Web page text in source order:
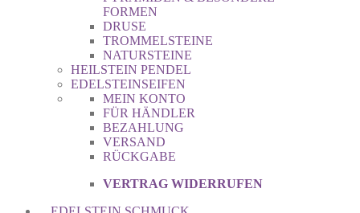
FORMEN
DRUSE
TROMMELSTEINE
NATURSTEINE
HEILSTEIN PENDEL
EDELSTEINSEIFEN
MEIN KONTO
FÜR HÄNDLER
BEZAHLUNG
VERSAND
RÜCKGABE
VERTRAG WIDERRUFEN